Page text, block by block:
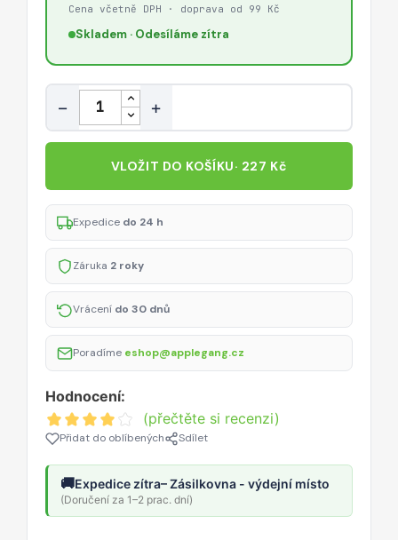
Cena včetně DPH · doprava od 99 Kč
Skladem · Odesíláme zítra
Množství
− +
VLOŽIT DO KOŠÍKU· 227 Kč
Expedice do 24 h
Záruka 2 roky
Vrácení do 30 dnů
Poradíme eshop@applegang.cz
Hodnocení:
(přečtěte si recenzi)
Přidat do oblíbených Sdílet
🚚Expedice zítra– Zásilkovna - výdejní místo
(Doručení za 1–2 prac. dní)